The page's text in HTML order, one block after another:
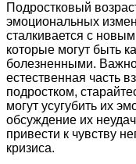
Подростковый
эмоциональных
сталкивается с
которые могут быть
болезненными.
естественная часть
подростком,
могут усугубить их
обсуждение их
привести к чувству
кризиса.